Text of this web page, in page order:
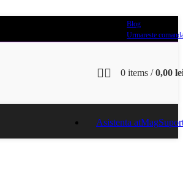
Blog
Urmareste
0 items / 0,00
Asistenta atMag